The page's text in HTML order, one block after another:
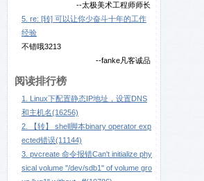
--太极美术工程师师长
5. re: [转] 可以让你少奋斗十年的工作
经验
不错哦3213
--fanke凡客诚品
阅读排行榜
1. Linux下配置静态IP地址，设置DNS
和主机名(16256)
2. 【转】 shell脚本binary operator exp
ected错误(11144)
3. pvcreate 命令报错Can't initialize phy
sical volume "/dev/sdb1" of volume gro